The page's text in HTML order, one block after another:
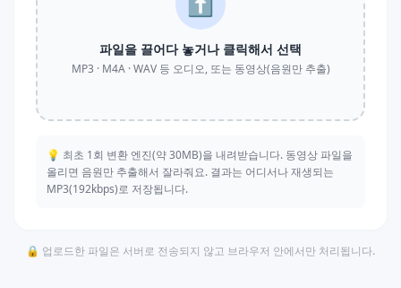
파일을 끌어다 놓거나 클릭해서 선택
MP3 · M4A · WAV 등 오디오, 또는 동영상(음원만 추출)
💡 최초 1회 변환 엔진(약 30MB)을 내려받습니다. 동영상 파일을
올리면 음원만 추출해서 잘라줘요. 결과는 어디서나 재생되는
MP3(192kbps)로 저장됩니다.
🔒 업로드한 파일은 서버로 전송되지 않고 브라우저 안에서만 처리됩니다.